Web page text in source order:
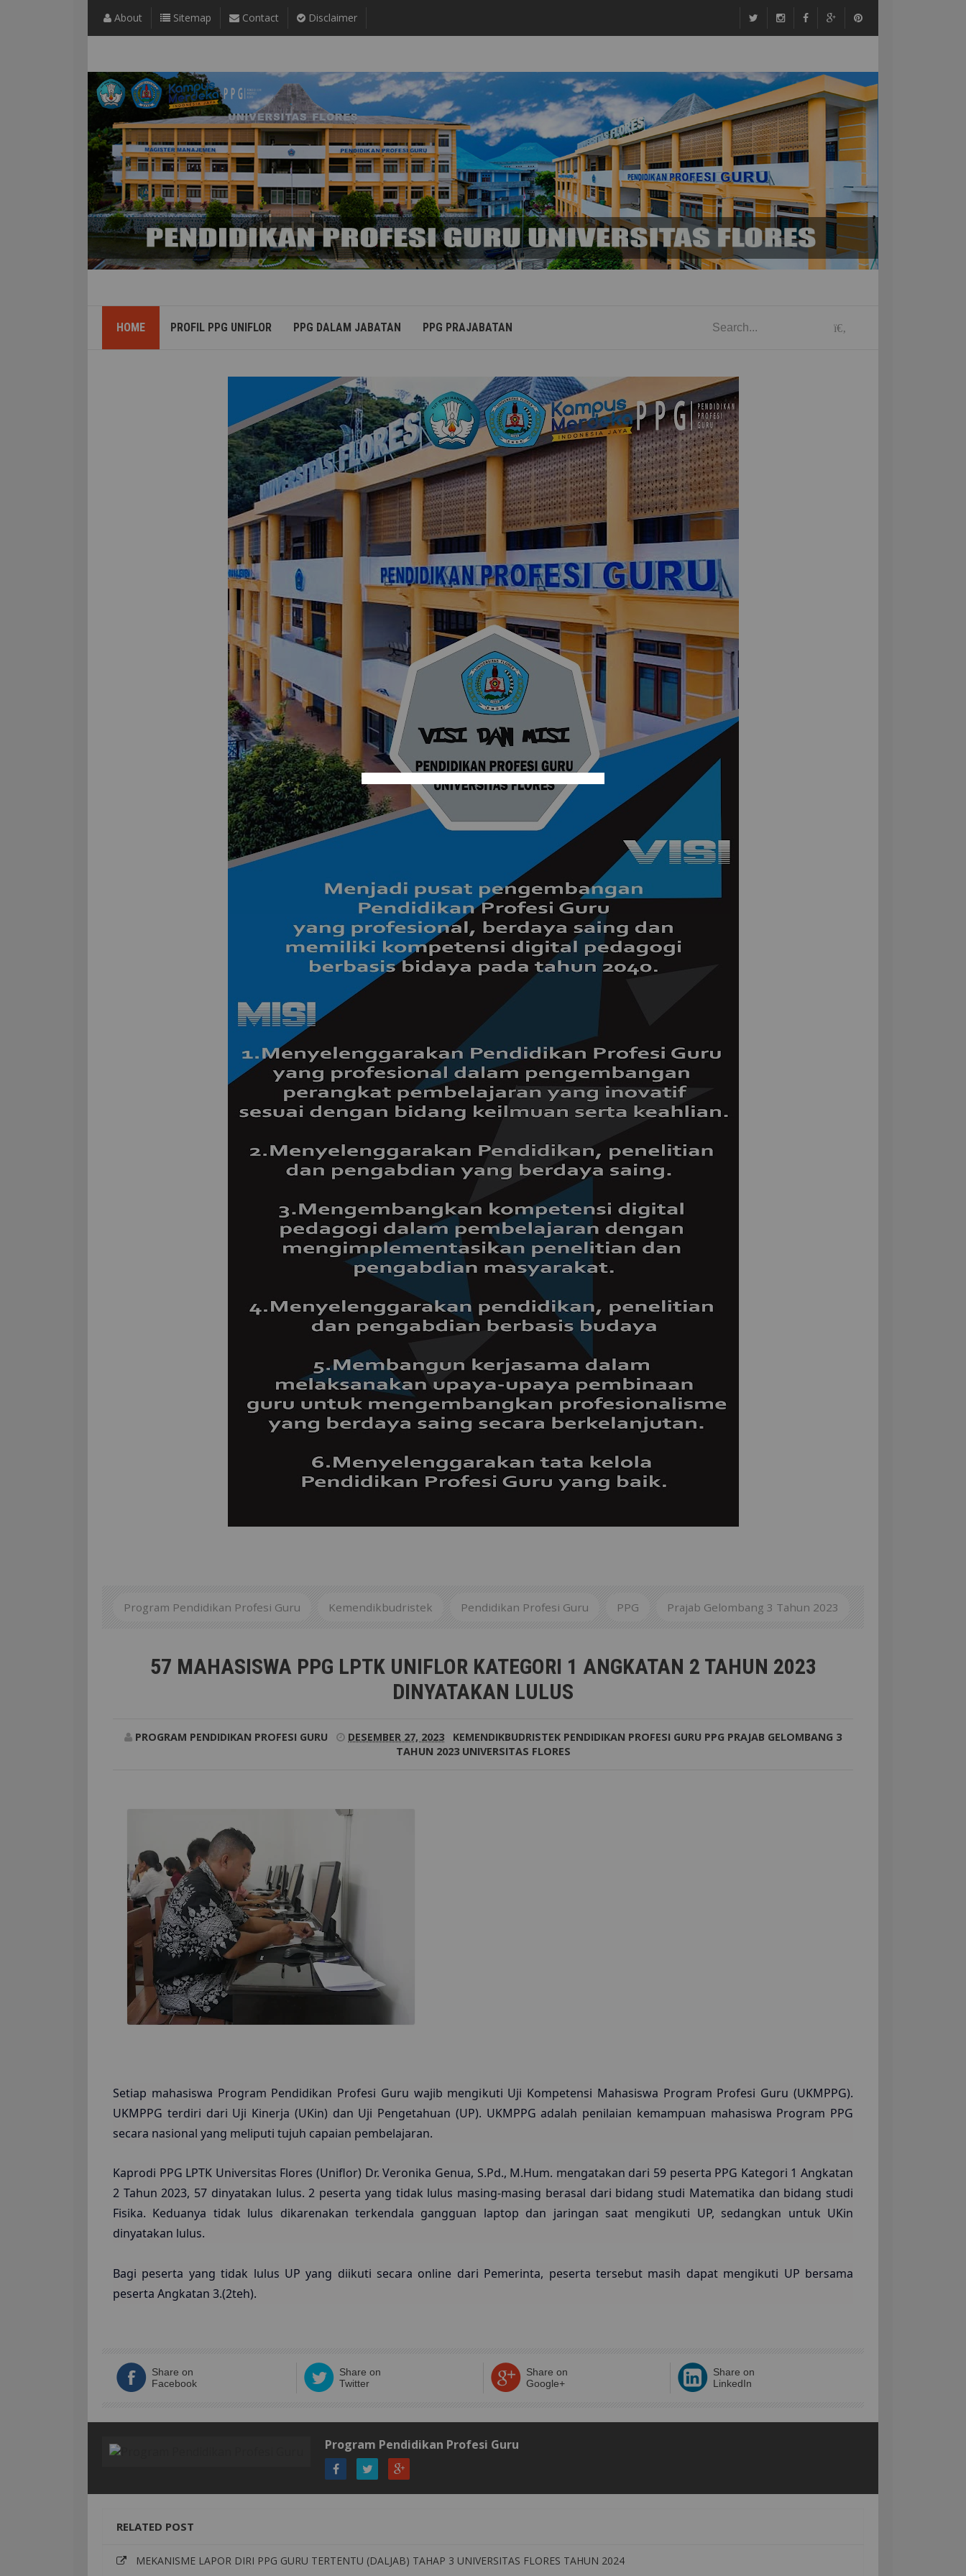
About Sitemap Contact Disclaimer
HOME PROFIL PPG UNIFLOR PPG DALAM JABATAN PPG PRAJABATAN
Program Pendidikan Profesi Guru Kemendikbudristek Pendidikan Profesi Guru PPG Prajab Gelombang 3 Tahun 2023
57 MAHASISWA PPG LPTK UNIFLOR KATEGORI 1 ANGKATAN 2 TAHUN 2023
DINYATAKAN LULUS
PROGRAM PENDIDIKAN PROFESI GURU DESEMBER 27, 2023 KEMENDIKBUDRISTEK PENDIDIKAN PROFESI GURU PPG PRAJAB GELOMBANG 3
TAHUN 2023 UNIVERSITAS FLORES
Setiap mahasiswa Program Pendidikan Profesi Guru wajib mengikuti Uji Kompetensi Mahasiswa Program Profesi Guru (UKMPPG).
UKMPPG terdiri dari Uji Kinerja (UKin) dan Uji Pengetahuan (UP). UKMPPG adalah penilaian kemampuan mahasiswa Program PPG
secara nasional yang meliputi tujuh capaian pembelajaran.
Kaprodi PPG LPTK Universitas Flores (Uniflor) Dr. Veronika Genua, S.Pd., M.Hum. mengatakan dari 59 peserta PPG Kategori 1 Angkatan
2 Tahun 2023, 57 dinyatakan lulus. 2 peserta yang tidak lulus masing-masing berasal dari bidang studi Matematika dan bidang studi
Fisika. Keduanya tidak lulus dikarenakan terkendala gangguan laptop dan jaringan saat mengikuti UP, sedangkan untuk UKin
dinyatakan lulus.
Bagi peserta yang tidak lulus UP yang diikuti secara online dari Pemerinta, peserta tersebut masih dapat mengikuti UP bersama
peserta Angkatan 3.(2teh).
Share on
Facebook
Share on
Twitter
Share on
Google+
Share on
LinkedIn
Program Pendidikan Profesi Guru
RELATED POST
MEKANISME LAPOR DIRI PPG GURU TERTENTU (DALJAB) TAHAP 3 UNIVERSITAS FLORES TAHUN 2024